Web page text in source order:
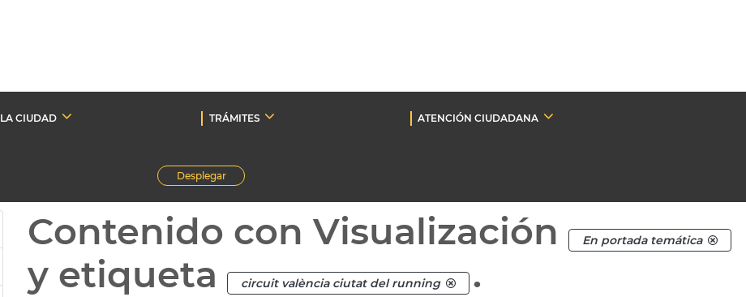
LA CIUDAD TRÁMITES
ATENCIÓN CIUDADANA
Desplegar
Contenido con Visualización En portada temática
y etiqueta circuit valència ciutat del running .